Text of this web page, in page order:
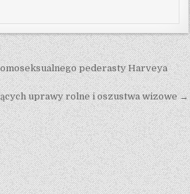
pederasty Harveya
uprawy rolne i oszustwa wizowe →